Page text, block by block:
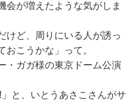
が増えたような気がしま
ど、周りにいる人が誘っ
おこうかな」って。
ガガ様の東京ドーム公演
と、いとうあさこさんがサ